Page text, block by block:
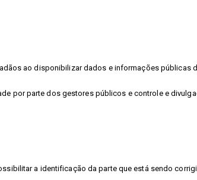
ao disponibilizar dados e informações
por parte dos gestores públicos e controle e
a identificação da parte que está sendo